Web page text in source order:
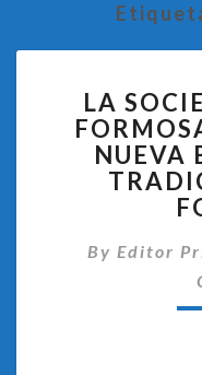
LA
NUEVA
By Editor